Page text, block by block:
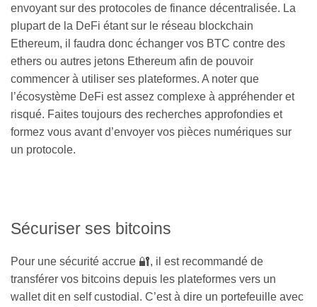
envoyant sur des protocoles de finance décentralisée. La
plupart de la DeFi étant sur le réseau blockchain
Ethereum, il faudra donc échanger vos BTC contre des
ethers ou autres jetons Ethereum afin de pouvoir
commencer à utiliser ses plateformes. A noter que
l’écosystème DeFi est assez complexe à appréhender et
risqué. Faites toujours des recherches approfondies et
formez vous avant d’envoyer vos pièces numériques sur
un protocole.
Sécuriser ses bitcoins
Pour une sécurité accrue 🔐, il est recommandé de
transférer vos bitcoins depuis les plateformes vers un
wallet dit en self custodial. C’est à dire un portefeuille avec